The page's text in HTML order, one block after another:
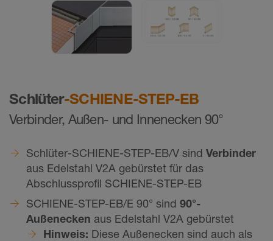
Schlüter-SCHIENE-STEP-EB
Verbinder, Außen- und Innenecken 90°
Schlüter-SCHIENE-STEP-EB/V sind Verbinder
aus Edelstahl V2A gebürstet für das
Abschlussprofil SCHIENE-STEP-EB
SCHIENE-STEP-EB/E 90° sind 90°-
Außenecken aus Edelstahl V2A gebürstet
Hinweis: Diese Außenecken sind auch als